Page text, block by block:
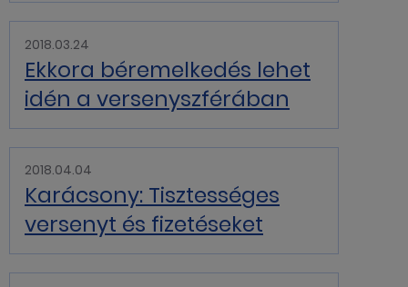
2018.03.24
Ekkora béremelkedés lehet
idén a versenyszférában
2018.04.04
Karácsony: Tisztességes
versenyt és fizetéseket